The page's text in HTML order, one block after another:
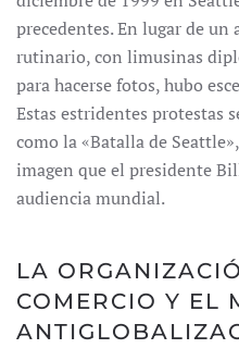
precedentes. En lugar de
rutinario, con limusinas
para hacerse fotos, hubo
Estas estridentes protestas
como la «Batalla de
imagen que el presidente
audiencia mundial.
LA
COMERCIO Y EL